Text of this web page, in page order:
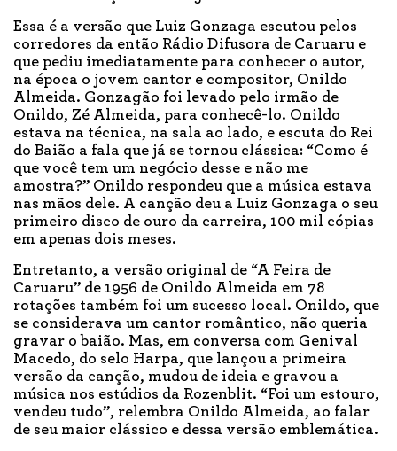
Essa é a versão que Luiz Gonzaga escutou pelos
corredores da então Rádio Difusora de Caruaru e
que pediu imediatamente para conhecer o autor,
na época o jovem cantor e compositor, Onildo
Almeida. Gonzagão foi levado pelo irmão de
Onildo, Zé Almeida, para conhecê-lo. Onildo
estava na técnica, na sala ao lado, e escuta do Rei
do Baião a fala que já se tornou clássica: “Como é
que você tem um negócio desse e não me
amostra?” Onildo respondeu que a música estava
nas mãos dele. A canção deu a Luiz Gonzaga o seu
primeiro disco de ouro da carreira, 100 mil cópias
em apenas dois meses.
Entretanto, a versão original de “A Feira de
Caruaru” de 1956 de Onildo Almeida em 78
rotações também foi um sucesso local. Onildo, que
se considerava um cantor romântico, não queria
gravar o baião. Mas, em conversa com Genival
Macedo, do selo Harpa, que lançou a primeira
versão da canção, mudou de ideia e gravou a
música nos estúdios da Rozenblit. “Foi um estouro,
vendeu tudo”, relembra Onildo Almeida, ao falar
de seu maior clássico e dessa versão emblemática.